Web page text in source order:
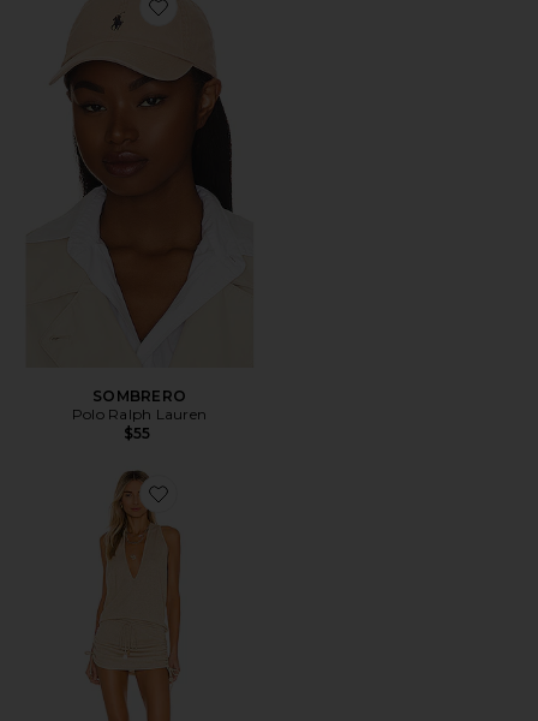
Favorite SOMBRERO
SOMBRERO
Polo Ralph Lauren
$55
Favorite VESTIDO COSITA BUENA